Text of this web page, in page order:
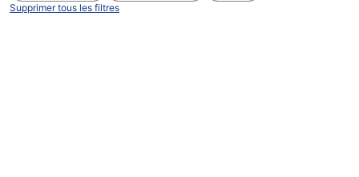
Supprimer tous les filtres